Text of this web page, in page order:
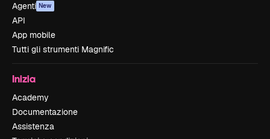
Agenti New
API
App mobile
Tutti gli strumenti Magnific
Inizia
Academy
Documentazione
Assistenza